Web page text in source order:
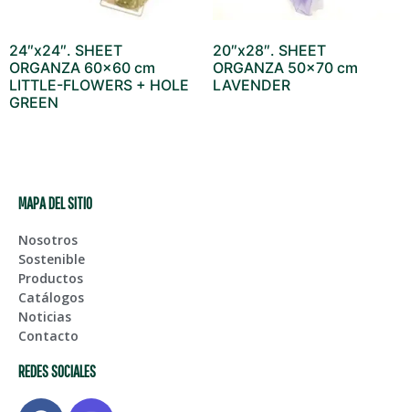
24″x24″. SHEET
ORGANZA 60×60 cm
LITTLE-FLOWERS + HOLE
GREEN
20″x28″. SHEET
ORGANZA 50×70 cm
LAVENDER
MAPA DEL SITIO
Nosotros
Sostenible
Productos
Catálogos
Noticias
Contacto
REDES SOCIALES